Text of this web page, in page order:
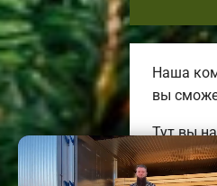
Наша
вы
Тут вы
Мы